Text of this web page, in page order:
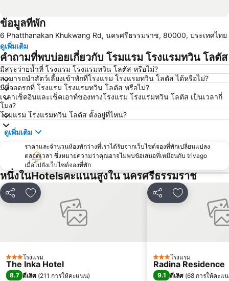
ข้อมูลที่พัก
6 Phatthanakan Khukwang Rd, นครศรีธรรมราช, 80000, ประเทศไทย
ดูเพิ่มเติม
คำถามที่พบบ่อยเกี่ยวกับ โรมแรม โรงแรมทวิน โลตัส
มีสระว่ายน้ำที่ โรงแรม โรงแรมทวิน โลตัส หรือไม่?
สามารถนำสัตว์เลี้ยงเข้าพักที่โรงแรม โรงแรมทวิน โลตัส ได้หรือไม่?
มีที่จอดรถที่ โรงแรม โรงแรมทวิน โลตัส หรือไม่?
เวลาเช็คอินและเช็คเอาท์ของทางโรงแรม โรงแรมทวิน โลตัส เป็นเวลากี่
โมง?
โรมแรม โรงแรมทวิน โลตัส ตั้งอยู่ที่ไหน?
ดูเพิ่มเติม
ราคาและจำนวนห้องพักว่างที่เราได้รับจากเว็บไซต์จองที่พักเปลี่ยนแปลง
ตลอดเวลา ซึ่งหมายความว่าคุณอาจไม่พบข้อเสนอที่เหมือนกับ trivago
เมื่อไปยังเว็บไซต์จองที่พัก
หนึ่งในHotelsคะแนนสูงใน นครศรีธรรมราช
แชร์ เพิ่มในรายการโปรด
3 ดาวโรงแรม
The Inka Hotel
8.7 ดีเลิศ (211 การให้คะแนน)
แชร์ เพิ่มในรายกา
3 ดาวโรงแรม
Radina Residence
9.1 ดีเลิศ (68 การให้คะแ